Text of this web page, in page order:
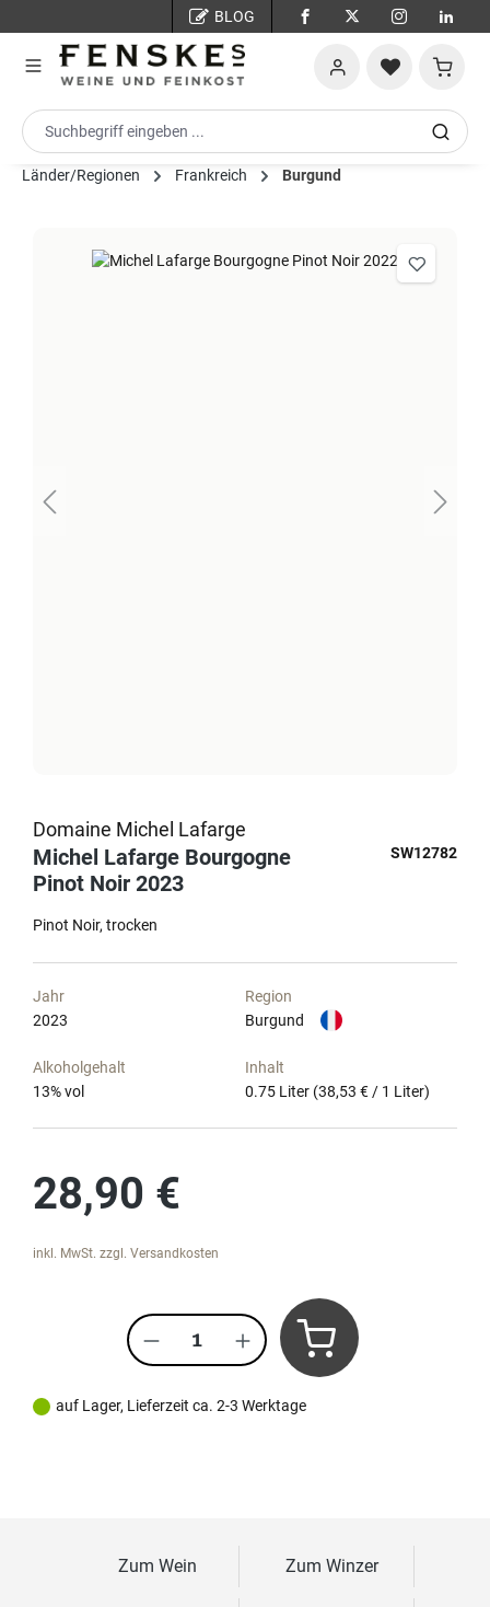
BLOG
Länder/Regionen Frankreich Burgund
Domaine Michel Lafarge
Michel Lafarge Bourgogne
Pinot Noir 2023
SW12782
Pinot Noir trocken
Jahr
2023
Region
Burgund
Alkoholgehalt
13% vol
Inhalt
0.75 Liter (38,53 € / 1 Liter)
28,90 €
inkl. MwSt. zzgl. Versandkosten
Produkt Anzahl: Gib den
auf Lager, Lieferzeit ca. 2-3 Werktage
Zum Wein Zum Winzer